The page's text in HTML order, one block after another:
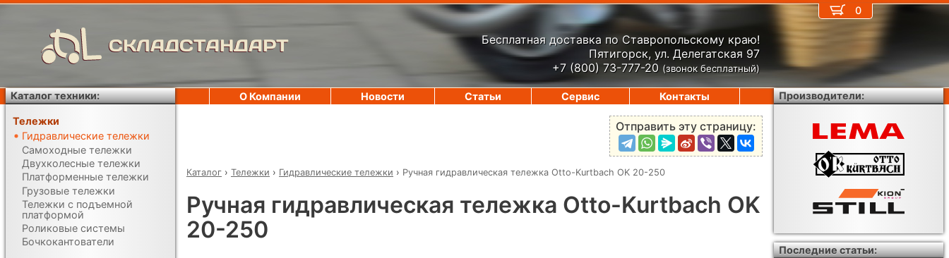
СКЛАДСТАНДАРТ
Бесплатная доставка по Ставропольскому краю!
Пятигорск, ул. Делегатская 97
+7 (800) 73-777-20 (звонок бесплатный)
Отправить эту страницу:
Каталог › Тележки › Гидравлические тележки › Ручная гидравлическая тележка Otto-Kurtbach OK 20-250
Ручная гидравлическая тележка Otto-Kurtbach OK
20-250
0
О Компании Новости Статьи Сервис Контакты
Каталог техники:
Тележки
Гидравлические тележки
Самоходные тележки
Двухколесные тележки
Платформенные тележки
Грузовые тележки
Тележки с подъемной
платформой
Роликовые системы
Бочкокантователи
Производители:
Последние статьи: